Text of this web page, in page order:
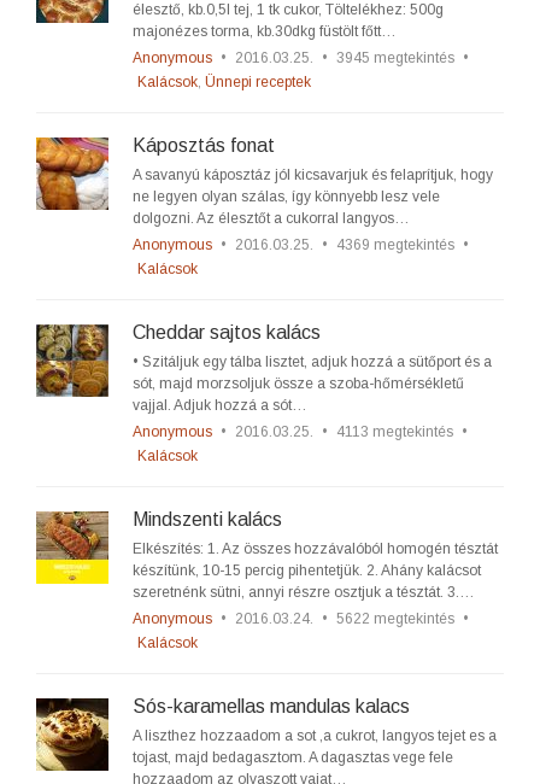
élesztő, kb.0,5l tej, 1 tk cukor, Töltelékhez: 500g
majonézes torma, kb.30dkg füstölt főtt…
Anonymous • 2016.03.25. • 3945 megtekintés •
Kalácsok, Ünnepi receptek
Káposztás fonat
A savanyú káposztáz jól kicsavarjuk és felaprítjuk, hogy
ne legyen olyan szálas, így könnyebb lesz vele
dolgozni. Az élesztőt a cukorral langyos…
Anonymous • 2016.03.25. • 4369 megtekintés •
Kalácsok
Cheddar sajtos kalács
• Szitáljuk egy tálba lisztet, adjuk hozzá a sütőport és a
sót, majd morzsoljuk össze a szoba-hőmérsékletű
vajjal. Adjuk hozzá a sót…
Anonymous • 2016.03.25. • 4113 megtekintés •
Kalácsok
Mindszenti kalács
Elkészítés: 1. Az összes hozzávalóból homogén tésztát
készítünk, 10-15 percig pihentetjük. 2. Ahány kalácsot
szeretnénk sütni, annyi részre osztjuk a tésztát. 3.…
Anonymous • 2016.03.24. • 5622 megtekintés •
Kalácsok
Sós-karamellas mandulas kalacs
A liszthez hozzaadom a sot ,a cukrot, langyos tejet es a
tojast, majd bedagasztom. A dagasztas vege fele
hozzaadom az olvaszott vajat…